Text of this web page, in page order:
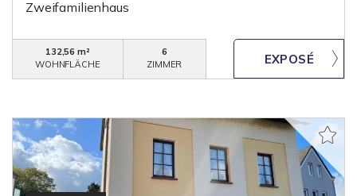
Zweifamilienhaus
132,56 m²
WOHNFLÄCHE
6
ZIMMER